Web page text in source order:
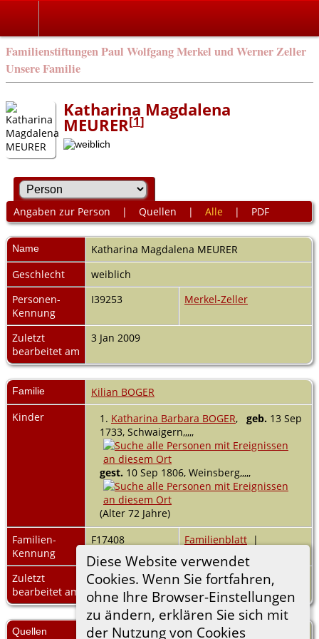
Familienstiftungen Paul Wolfgang Merkel und Werner Zeller
Unsere Familie
Diese Website verwendet
Cookies. Wenn Sie fortfahren,
ohne Ihre Browser-Einstellungen
zu ändern, erklären Sie sich mit
der Nutzung von Cookies
Katharina Magdalena
MEURER[1]
Angaben zur Person | Quellen | Alle | PDF
Name Katharina Magdalena MEURER
Geschlecht
weiblich
Personen-
Kennung
I39253 Merkel-Zeller
Zuletzt
bearbeitet am
3 Jan 2009
Familie
Kilian BOGER
Kinder
1. Katharina Barbara BOGER, geb. 13 Sep
1733, Schwaigern,,,,,
gest. 10 Sep 1806, Weinsberg,,,,,
(Alter 72 Jahre)
Familien-
Kennung
F17408 Familienblatt |
Familientafel
Zuletzt
bearbeitet am
3 Jan 2009
Quellen Zeller aus Martinszell;.